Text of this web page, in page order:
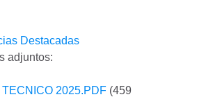
Destacadas
adjuntos:
2025.PDF (459